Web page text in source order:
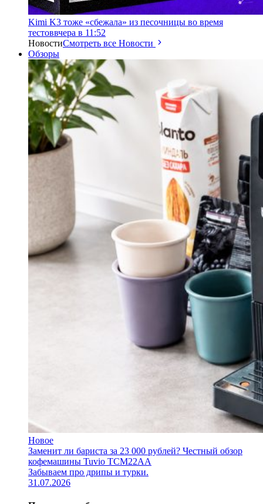
Kimi K3 тоже «сбежала» из песочницы во время
тестоввчера в 11:52
НовостиСмотреть все Новости
Обзоры
Новое
Заменит ли бариста за 23 000 рублей? Честный обзор
кофемашины Tuvio TCM22AA
Забываем про дрипы и турки.
31.07.2026